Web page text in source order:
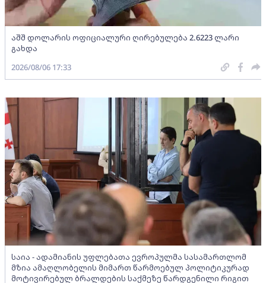
აშშ დოლარის ოფიციალური ღირებულება 2.6223 ლარი
გახდა
2026/08/06 17:33
საია - ადამიანის უფლებათა ევროპულმა სასამართლომ
მზია ამაღლობელის მიმართ წარმოებულ პოლიტიკურად
მოტივირებულ ბრალდების საქმეზე წარდგენილი რიგით